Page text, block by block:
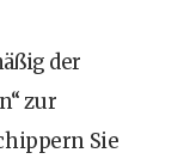
der
zur
Sie